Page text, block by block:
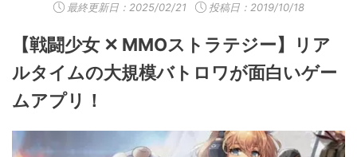
最終更新日： 2025/02/21 投稿日：2019/10/18
【戦闘少女 ✕ MMOストラテジー】リア
ルタイムの大規模バトロワが面白いゲー
ムアプリ！